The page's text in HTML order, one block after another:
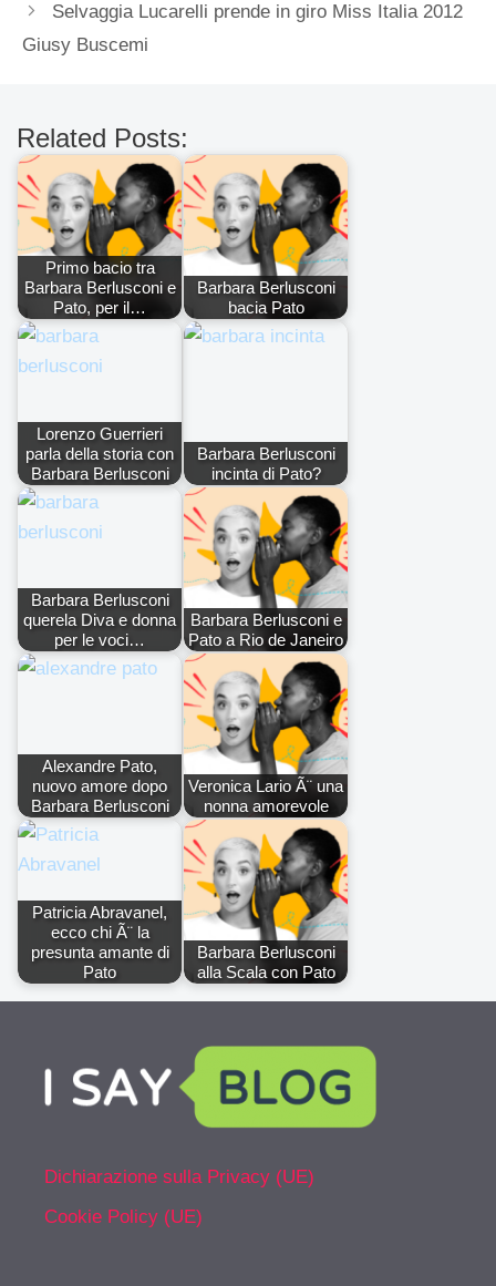
Selvaggia Lucarelli prende in giro Miss Italia 2012
Giusy Buscemi
Related Posts:
Primo bacio tra
Barbara Berlusconi e
Pato, per il…
Barbara Berlusconi
bacia Pato
Lorenzo Guerrieri
parla della storia con
Barbara Berlusconi
Barbara Berlusconi
incinta di Pato?
Barbara Berlusconi
querela Diva e donna
per le voci…
Barbara Berlusconi e
Pato a Rio de Janeiro
Alexandre Pato,
nuovo amore dopo
Barbara Berlusconi
Veronica Lario Ã¨ una
nonna amorevole
Patricia Abravanel,
ecco chi Ã¨ la
presunta amante di
Pato
Barbara Berlusconi
alla Scala con Pato
Dichiarazione sulla Privacy (UE)
Cookie Policy (UE)